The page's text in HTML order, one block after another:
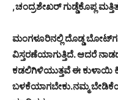
,ಚಂದ್ರಶೇಖರ್ ಗುಡ್ಡೆಕೊಪ್ಲ
ಮಂಗಳೂರಿನಲ್ಲಿ ದೊಡ್ಡ
ವಿಸ್ತರಣೆಯಾಗುತ್ತಿದೆ. ಆದರೆ
ಕಡಲಿಗಿಳಿಯುತ್ತವೆ ಈ ಕುಳಾಯಿ
ಬಳಕೆಯಾಗಬೇಕು.ನಮ್ಮ